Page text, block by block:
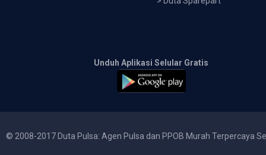
Unduh Aplikasi Selular Gratis
© 2008-2017 Duta Pulsa: Agen Pulsa dan PPOB Murah Terpercaya